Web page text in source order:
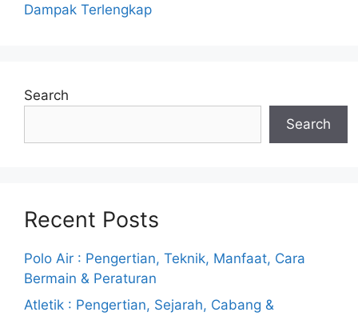
Dampak Terlengkap
Search
Search
Recent Posts
Polo Air : Pengertian, Teknik, Manfaat, Cara
Bermain & Peraturan
Atletik : Pengertian, Sejarah, Cabang &